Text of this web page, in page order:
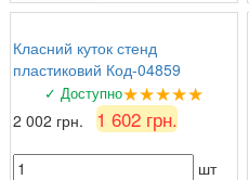
Класний куток стенд
пластиковий Код-04859
✓ Доступно★★★★★
2 002 грн. 1 602 грн.
шт